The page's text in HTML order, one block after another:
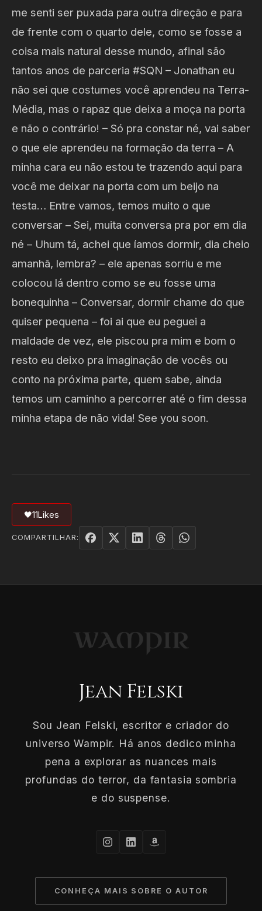
me senti ser puxada para outra direção e para
de frente com o quarto dele, como se fosse a
coisa mais natural desse mundo, afinal são
tantos anos de parceria #SQN – Jonathan eu
não sei que costumes você aprendeu na Terra-
Média, mas o rapaz que deixa a moça na porta
e não o contrário! – Só pra constar né, vai saber
o que ele aprendeu na formação da terra – A
minha cara eu não estou te trazendo aqui para
você me deixar na porta com um beijo na
testa… Entre vamos, temos muito o que
conversar – Sei, muita conversa pra por em dia
né – Uhum tá, achei que íamos dormir, dia cheio
amanhã, lembra? – ele apenas sorriu e me
colocou lá dentro como se eu fosse uma
bonequinha – Conversar, dormir chame do que
quiser pequena – foi ai que eu peguei a
maldade de vez, ele piscou pra mim e bom o
resto eu deixo pra imaginação de vocês ou
conto na próxima parte, quem sabe, ainda
temos um caminho a percorrer até o fim dessa
minha etapa de não vida! See you soon.
🖤11Likes
COMPARTILHAR:
Jean Felski
Sou Jean Felski, escritor e criador do
universo Wampir. Há anos dedico minha
pena a explorar as nuances mais
profundas do terror, da fantasia sombria
e do suspense.
CONHEÇA MAIS SOBRE O AUTOR